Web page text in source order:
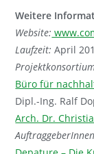
Weitere
Website:
Laufzeit: April
Büro für
Dipl.-Ing. Ralf
Arch. Dr.